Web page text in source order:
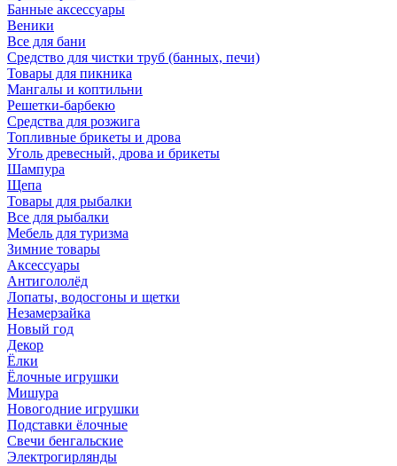
Банные аксессуары
Веники
Все для бани
Средство для чистки труб (банных, печи)
Товары для пикника
Мангалы и коптильни
Решетки-барбекю
Средства для розжига
Топливные брикеты и дрова
Уголь древесный, дрова и брикеты
Шампура
Щепа
Товары для рыбалки
Все для рыбалки
Мебель для туризма
Зимние товары
Аксессуары
Антигололёд
Лопаты, водосгоны и щетки
Незамерзайка
Новый год
Декор
Ёлки
Ёлочные игрушки
Мишура
Новогодние игрушки
Подставки ёлочные
Свечи бенгальские
Электрогирлянды